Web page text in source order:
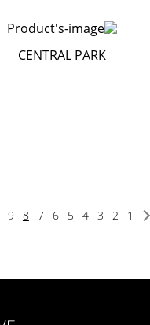
CENTRAL PARK
1
2
3
4
5
6
7
8
9